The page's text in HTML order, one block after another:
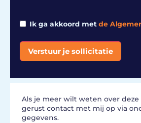
Ik ga akkoord met de
Verstuur je sollicitatie
Als je meer wilt weten over
gerust contact met mij op via
gegevens.